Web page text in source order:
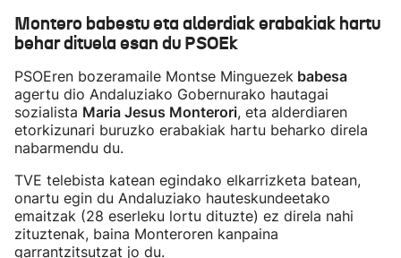
Montero babestu eta alderdiak erabakiak hartu
behar dituela esan du PSOEk
PSOEren bozeramaile Montse Minguezek babesa
agertu dio Andaluziako Gobernurako hautagai
sozialista Maria Jesus Monterori, eta alderdiaren
etorkizunari buruzko erabakiak hartu beharko direla
nabarmendu du.
TVE telebista katean egindako elkarrizketa batean,
onartu egin du Andaluziako hauteskundeetako
emaitzak (28 eserleku lortu dituzte) ez direla nahi
zituztenak, baina Monteroren kanpaina
garrantzitsutzat jo du.